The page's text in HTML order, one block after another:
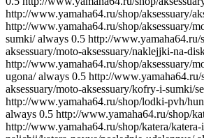
http://www.yamaha64.ru/shop/aksessuary/
http://www.yamaha64.ru/shop/aksessuary/
sumki/ always 0.5 http://www.yamaha64.ru/
aksessuary/moto-aksessuary/naklejjki-na-
http://www.yamaha64.ru/shop/aksessuary/
ugona/ always 0.5 http://www.yamaha64.ru/
aksessuary/moto-aksessuary/kofry-i-sumki/
http://www.yamaha64.ru/shop/lodki-pvh/
always 0.5 http://www.yamaha64.ru/shop/
http://www.yamaha64.ru/shop/katera/